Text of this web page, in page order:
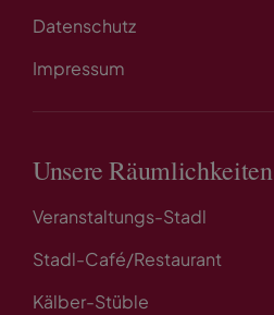
Datenschutz
Impressum
Unsere Räumlichkeiten
Veranstaltungs-Stadl
Stadl-Café/Restaurant
Kälber-Stüble